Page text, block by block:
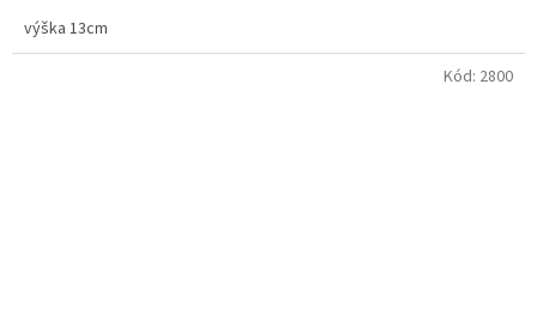
výška 13cm
Kód: 2800